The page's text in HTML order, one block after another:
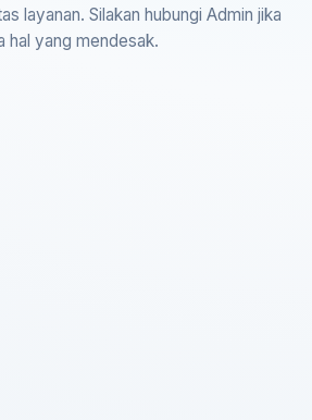
layanan. Silakan hubungi Admin jika
hal yang mendesak.